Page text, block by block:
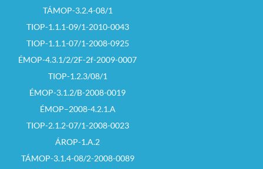
TÁMOP-3.2.4-08/1
TIOP-1.1.1-09/1-2010-0043
TIOP-1.1.1-07/1-2008-0925
ÉMOP-4.3.1/2/2F-2f-2009-0007
TIOP-1.2.3/08/1
ÉMOP-3.1.2/B-2008-0019
ÉMOP–2008-4.2.1.A
TIOP-2.1.2-07/1-2008-0023
ÁROP-1.A.2
TÁMOP-3.1.4-08/2-2008-0089